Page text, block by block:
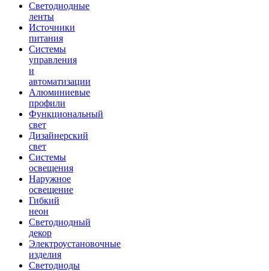
Светодиодные
ленты
Источники
питания
Системы
управления
и
автоматизации
Алюминиевые
профили
Функциональный
свет
Дизайнерский
свет
Системы
освещения
Наружное
освещение
Гибкий
неон
Светодиодный
декор
Электроустановочные
изделия
Светодиоды